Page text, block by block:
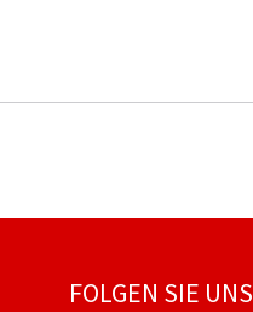
FOLGEN SIE UNS